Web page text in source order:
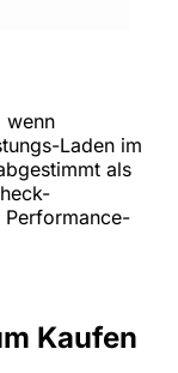
wenn
Laden im
als
Kaufen